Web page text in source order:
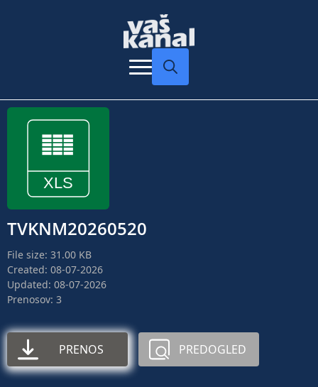
TVKNM20260520
File size: 31.00 KB
Created: 08-07-2026
Updated: 08-07-2026
Prenosov: 3
PRENOS PREDOGLED